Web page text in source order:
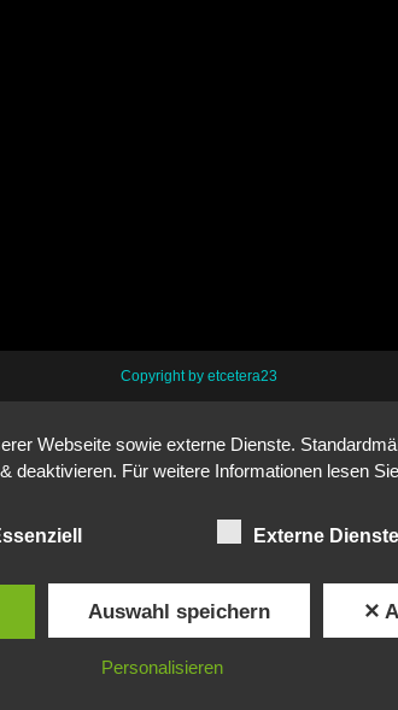
Copyright by etcetera23
Webseite sowie externe Dienste.
deaktivieren. Für weitere Informationen lesen
Externe Dienste
Auswahl speichern ✕
Personalisieren